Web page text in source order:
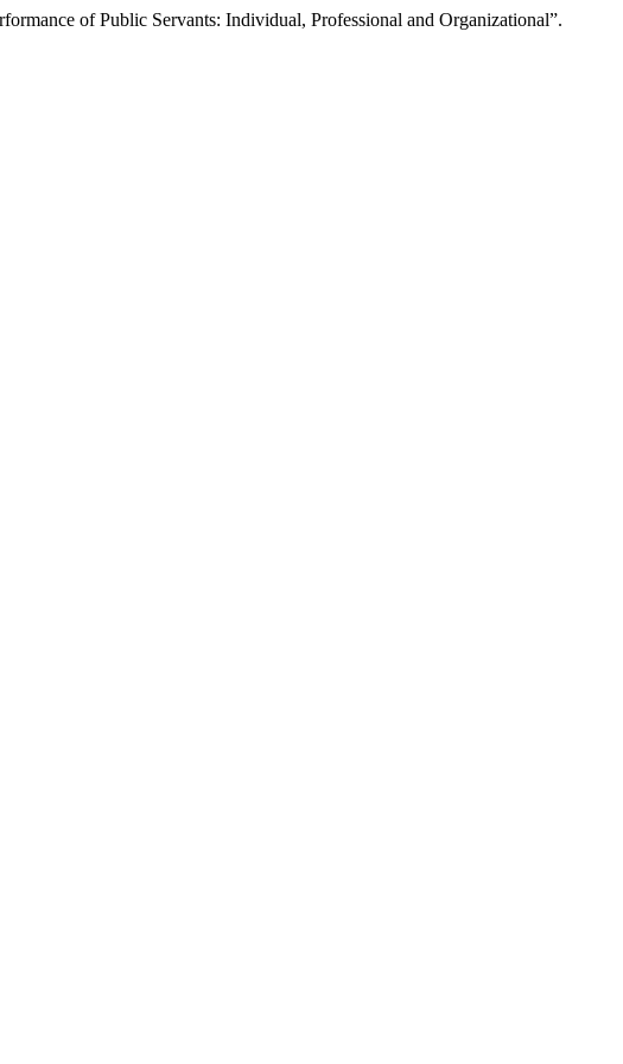
of Public Servants: Individual, Professional and Organizational”.